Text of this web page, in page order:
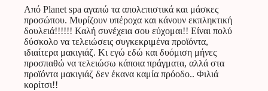
Από Planet spa αγαπώ τα απολεπιστικά και μάσκες
προσώπου. Μυρίζουν υπέροχα και κάνουν εκπληκτική
δουλειά!!!!!! Καλή συνέχεια σου εύχομαι!! Είναι πολύ
δύσκολο να τελειώσεις συγκεκριμένα προϊόντα,
ιδιαίτερα μακιγιάζ. Κι εγώ εδώ και δυόμιση μήνες
προσπαθώ να τελειώσω κάποια πράγματα, αλλά στα
προϊόντα μακιγιάζ δεν έκανα καμία πρόοδο.. Φιλιά
κορίτσι!!